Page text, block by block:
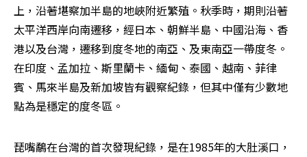
上，沿著堪察加半島的地峽附近繁殖。秋季時，期則沿著
太平洋西岸向南遷移，經日本、朝鮮半島、中國沿海、香
港以及台灣，遷移到度冬地的南亞、及東南亞一帶度冬。
在印度、孟加拉、斯里蘭卡、緬甸、泰國、越南、菲律
賓、馬來半島及新加坡皆有觀察紀錄，但其中僅有少數地
點為是穩定的度冬區。
琵嘴鷸在台灣的首次發現紀錄，是在1985年的大肚溪口，